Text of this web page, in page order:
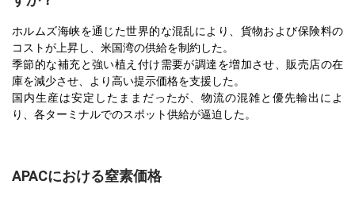
ホルムズ海峡を通じた世界的な混乱により、貨物および保険料の
コストが上昇し、米国湾の供給を制約した。
季節的な補充と強い植え付け需要が調達を増加させ、販売店の在
庫を減少させ、より高い提示価格を支援した。
国内生産は安定したままだったが、物流の混雑と優先輸出によ
り、各ターミナルでのスポット供給が逼迫した。
APACにおける窒素価格